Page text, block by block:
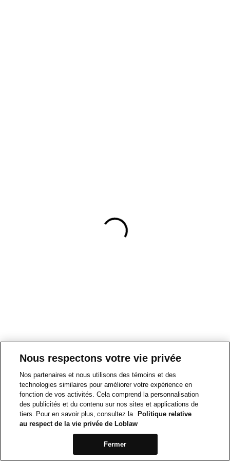
Nous respectons votre vie privée
Nos partenaires et nous utilisons des témoins et des
technologies similaires pour améliorer votre expérience en
fonction de vos activités. Cela comprend la personnalisation
des publicités et du contenu sur nos sites et applications de
tiers. Pour en savoir plus, consultez la
Politique relative
au respect de la vie privée de Loblaw
Fermer